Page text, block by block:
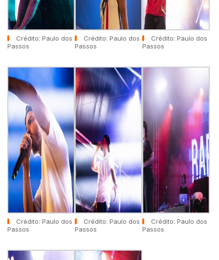
Crédito: Paulo dos
Passos
Crédito: Paulo dos
Passos
Crédito: Paulo dos
Passos
Crédito: Paulo dos
Passos
Crédito: Paulo dos
Passos
Crédito: Paulo dos
Passos